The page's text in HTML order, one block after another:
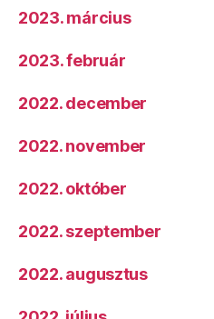
2023. március
2023. február
2022. december
2022. november
2022. október
2022. szeptember
2022. augusztus